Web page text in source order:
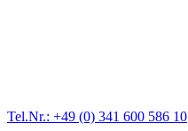
Tel.Nr.: +49 (0) 341 600 586 10